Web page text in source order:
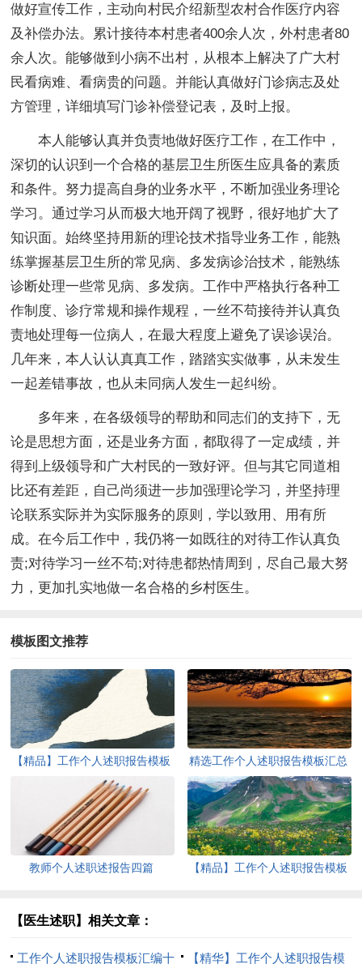
做好宣传工作，主动向村民介绍新型农村合作医疗内容
及补偿办法。累计接待本村患者400余人次，外村患者80
余人次。能够做到小病不出村，从根本上解决了广大村
民看病难、看病贵的问题。并能认真做好门诊病志及处
方管理，详细填写门诊补偿登记表，及时上报。
本人能够认真并负责地做好医疗工作，在工作中，
深切的认识到一个合格的基层卫生所医生应具备的素质
和条件。努力提高自身的业务水平，不断加强业务理论
学习。通过学习从而极大地开阔了视野，很好地扩大了
知识面。始终坚持用新的理论技术指导业务工作，能熟
练掌握基层卫生所的常见病、多发病诊治技术，能熟练
诊断处理一些常见病、多发病。工作中严格执行各种工
作制度、诊疗常规和操作规程，一丝不苟接待并认真负
责地处理每一位病人，在最大程度上避免了误诊误治。
几年来，本人认认真真工作，踏踏实实做事，从未发生
一起差错事故，也从未同病人发生一起纠纷。
多年来，在各级领导的帮助和同志们的支持下，无
论是思想方面，还是业务方面，都取得了一定成绩，并
得到上级领导和广大村民的一致好评。但与其它同道相
比还有差距，自己尚须进一步加强理论学习，并坚持理
论联系实际并为实际服务的原则，学以致用、用有所
成。在今后工作中，我仍将一如既往的对待工作认真负
责;对待学习一丝不苟;对待患都热情周到，尽自己最大努
力，更加扎实地做一名合格的乡村医生。
模板图文推荐
【精品】工作个人述职报告模板
汇总九篇
精选工作个人述职报告模板汇总
五篇
教师个人述职述报告四篇
【精品】工作个人述职报告模板
【医生述职】相关文章：
工作个人述职报告模板汇编十 【精华】工作个人述职报告模